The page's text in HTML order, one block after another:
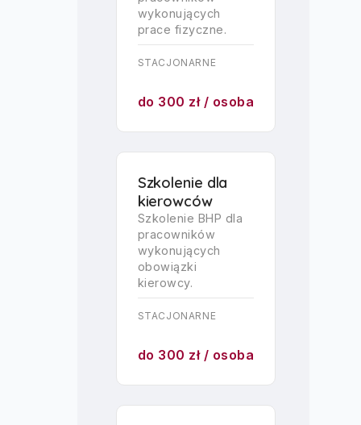
wykonujących
prace fizyczne.
STACJONARNE
do 300 zł / osoba
Szkolenie dla
kierowców
Szkolenie BHP dla
pracowników
wykonujących
obowiązki
kierowcy.
STACJONARNE
do 300 zł / osoba